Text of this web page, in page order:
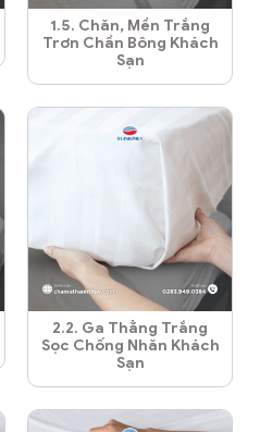
1.5. Chăn, Mền Trắng
Trơn Chần Bông Khách
Sạn
2.2. Ga Thẳng Trắng
Sọc Chống Nhăn Khách
Sạn